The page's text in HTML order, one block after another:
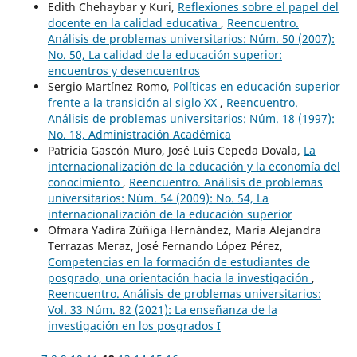
Edith Chehaybar y Kuri, Reflexiones sobre el papel del
docente en la calidad educativa , Reencuentro.
Análisis de problemas universitarios: Núm. 50 (2007):
No. 50, La calidad de la educación superior:
encuentros y desencuentros
Sergio Martínez Romo, Políticas en educación superior
frente a la transición al siglo XX , Reencuentro.
Análisis de problemas universitarios: Núm. 18 (1997):
No. 18, Administración Académica
Patricia Gascón Muro, José Luis Cepeda Dovala, La
internacionalización de la educación y la economía del
conocimiento , Reencuentro. Análisis de problemas
universitarios: Núm. 54 (2009): No. 54, La
internacionalización de la educación superior
Ofmara Yadira Zúñiga Hernández, María Alejandra
Terrazas Meraz, José Fernando López Pérez,
Competencias en la formación de estudiantes de
posgrado, una orientación hacia la investigación ,
Reencuentro. Análisis de problemas universitarios:
Vol. 33 Núm. 82 (2021): La enseñanza de la
investigación en los posgrados I